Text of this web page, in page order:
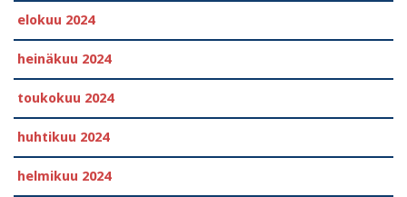
elokuu 2024
heinäkuu 2024
toukokuu 2024
huhtikuu 2024
helmikuu 2024